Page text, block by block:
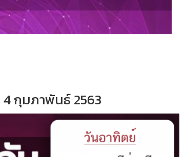
4 กุมภาพันธ์ 2563